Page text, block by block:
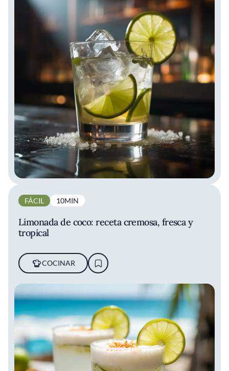
FÁCIL 10MIN
Limonada de coco: receta cremosa, fresca y
tropical
COCINAR